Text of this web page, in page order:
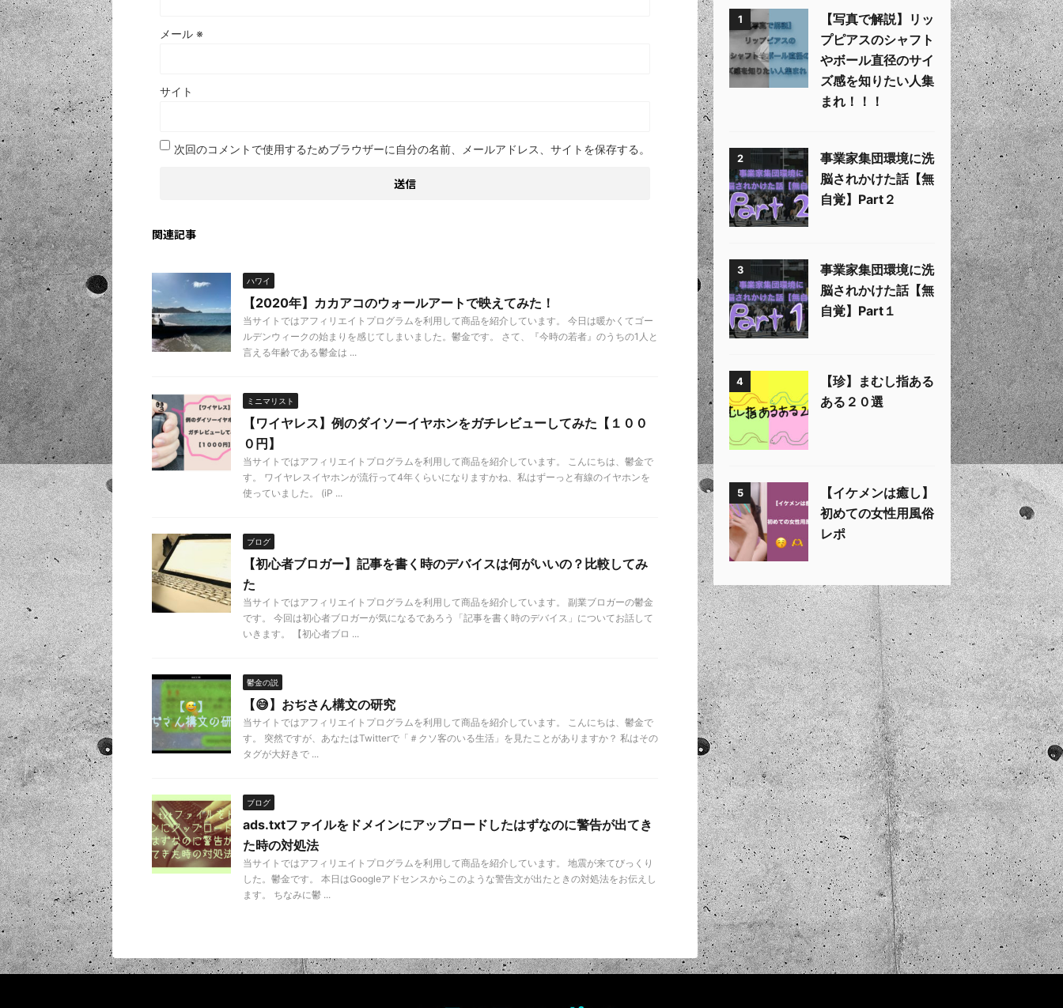
メール ※
サイト
次回のコメントで使用するためブラウザーに自分の名前、メールアドレス、サイトを保存する。
関連記事
ハワイ
【2020年】カカアコのウォールアートで映えてみた！
当サイトではアフィリエイトプログラムを利用して商品を紹介しています。 今日は暖かくてゴー
ルデンウィークの始まりを感じてしまいました。鬱金です。 さて、『今時の若者』のうちの1人と
言える年齢である鬱金は ...
ミニマリスト
【ワイヤレス】例のダイソーイヤホンをガチレビューしてみた【１００
０円】
当サイトではアフィリエイトプログラムを利用して商品を紹介しています。 こんにちは、鬱金で
す。 ワイヤレスイヤホンが流行って4年くらいになりますかね、私はずーっと有線のイヤホンを
使っていました。 (iP ...
ブログ
【初心者ブロガー】記事を書く時のデバイスは何がいいの？比較してみ
た
当サイトではアフィリエイトプログラムを利用して商品を紹介しています。 副業ブロガーの鬱金
です。 今回は初心者ブロガーが気になるであろう「記事を書く時のデバイス」についてお話して
いきます。 【初心者ブロ ...
鬱金の説
【😅】おぢさん構文の研究
当サイトではアフィリエイトプログラムを利用して商品を紹介しています。 こんにちは、鬱金で
す。 突然ですが、あなたはTwitterで「＃クソ客のいる生活」を見たことがありますか？ 私はその
タグが大好きで ...
ブログ
ads.txtファイルをドメインにアップロードしたはずなのに警告が出てき
た時の対処法
当サイトではアフィリエイトプログラムを利用して商品を紹介しています。 地震が来てびっくり
した。鬱金です。 本日はGoogleアドセンスからこのような警告文が出たときの対処法をお伝えし
ます。 ちなみに鬱 ...
1
【写真で解説】リッ
プピアスのシャフト
やボール直径のサイ
ズ感を知りたい人集
まれ！！！
2
事業家集団環境に洗
脳されかけた話【無
自覚】Part２
3
事業家集団環境に洗
脳されかけた話【無
自覚】Part１
4
【珍】まむし指ある
ある２０選
5
【イケメンは癒し】
初めての女性用風俗
レポ